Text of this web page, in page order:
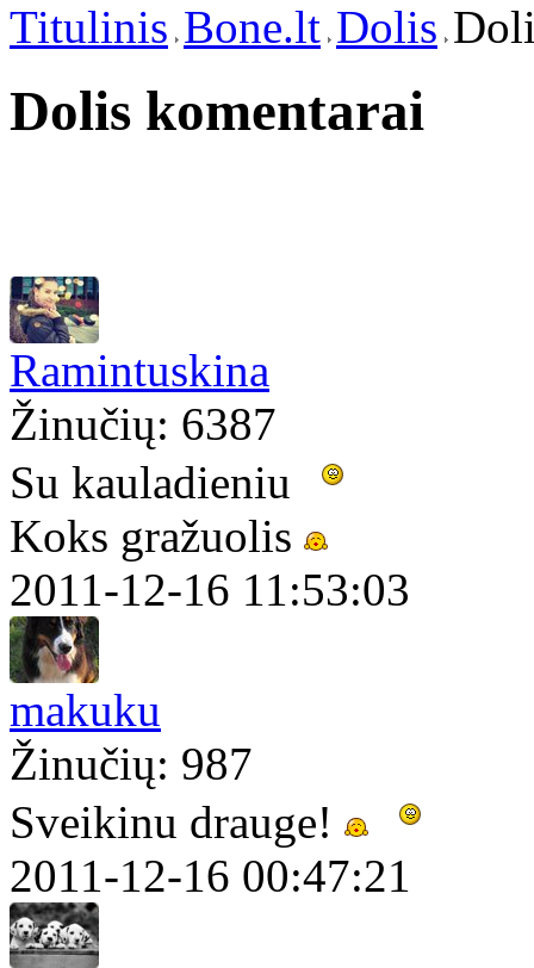
Titulinis Bone.lt Dolis
Dolis komentarai
Ramintuskina
Žinučių: 6387
Su kauladieniu
Koks gražuolis
2011-12-16 11:53:03
makuku
Žinučių: 987
Sveikinu drauge!
2011-12-16 00:47:21